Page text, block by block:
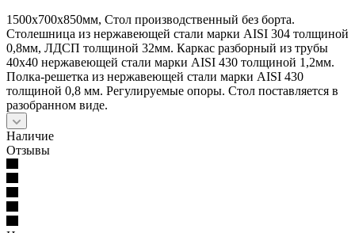
1500х700х850мм, Стол производственный без борта.
Столешница из нержавеющей стали марки AISI 304 толщиной
0,8мм, ЛДСП толщиной 32мм. Каркас разборный из трубы
40х40 нержавеющей стали марки AISI 430 толщиной 1,2мм.
Полка-решетка из нержавеющей стали марки AISI 430
толщиной 0,8 мм. Регулируемые опоры. Стол поставляется в
разобранном виде.
Наличие
Отзывы